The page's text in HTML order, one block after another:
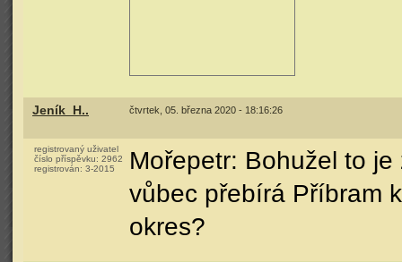
Jeník_H.. čtvrtek, 05. března 2020 - 18:16:26
registrovaný uživatel
číslo příspěvku: 2962
registrován: 3-2015
Mořepetr: Bohužel to
vůbec přebírá Příbram
okres?